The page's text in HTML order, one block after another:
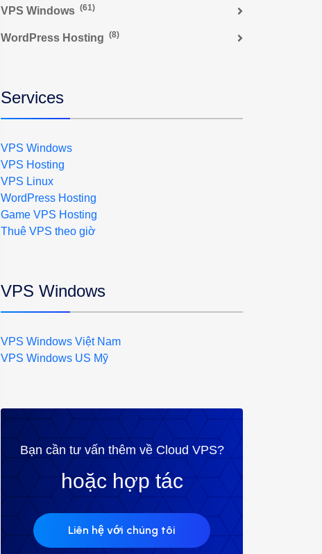
VPS Windows (61)
WordPress Hosting (8)
Services
VPS Windows
VPS Hosting
VPS Linux
WordPress Hosting
Game VPS Hosting
Thuê VPS theo giờ
VPS Windows
VPS Windows Việt Nam
VPS Windows US Mỹ
Bạn cần tư vấn thêm về Cloud VPS?
hoặc hợp tác
Liên hệ với chúng tôi